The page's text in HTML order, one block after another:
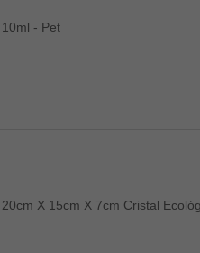
- Pet
X 15cm X 7cm Cristal